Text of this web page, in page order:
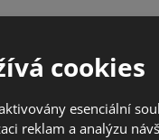
cookies
esenciální
reklam a analýzu